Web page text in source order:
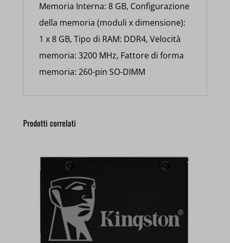
Memoria Interna: 8 GB, Configurazione
della memoria (moduli x dimensione):
1 x 8 GB, Tipo di RAM: DDR4, Velocità
memoria: 3200 MHz, Fattore di forma
memoria: 260-pin SO-DIMM
Prodotti correlati